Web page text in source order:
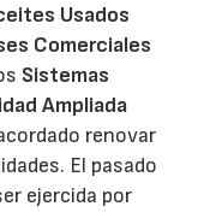
Usados
Comerciales
Sistemas
Ampliada
renovar
El pasado
ejercida por